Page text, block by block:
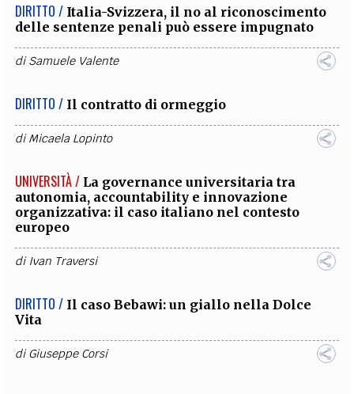
DIRITTO / Italia-Svizzera, il no al riconoscimento
delle sentenze penali può essere impugnato
diSamuele Valente
DIRITTO / Il contratto di ormeggio
diMicaela Lopinto
UNIVERSITÀ / La governance universitaria tra
autonomia, accountability e innovazione
organizzativa: il caso italiano nel contesto
europeo
di Ivan Traversi
DIRITTO / Il caso Bebawi: un giallo nella Dolce
Vita
diGiuseppe Corsi